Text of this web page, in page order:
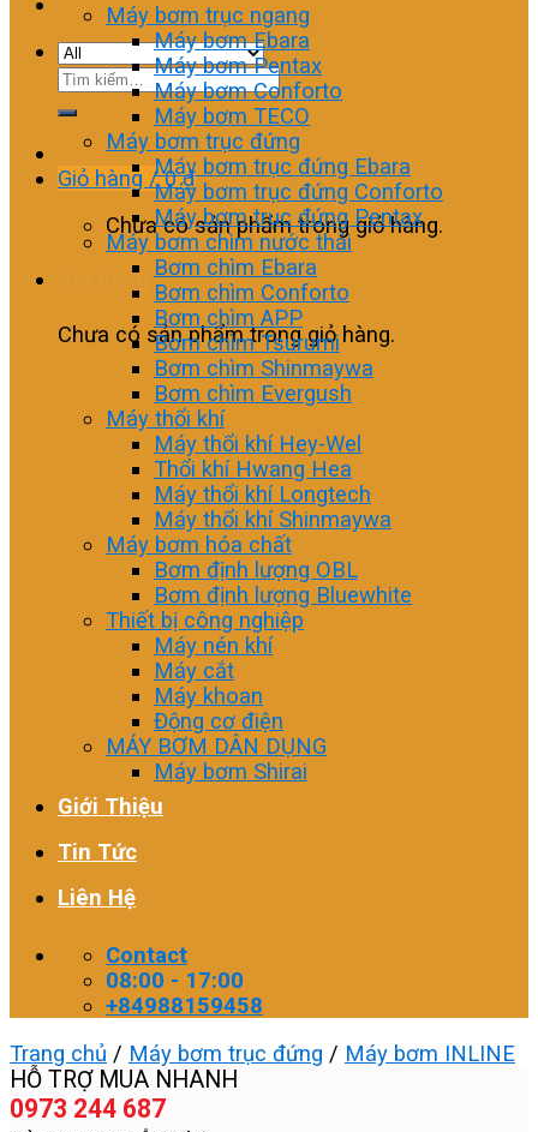
Tìm
Giỏ hàng /0₫
Chưa có sản phẩm trong giỏ hàng.
Giỏ hàng
Chưa có sản phẩm trong giỏ hàng.
Máy bơm trục ngang
Máy bơm Ebara
Máy bơm Pentax
Máy bơm Conforto
Máy bơm TECO
Máy bơm trục đứng
Máy bơm trục đứng Ebara
Máy bơm trục đứng Conforto
Máy bơm trục đứng Pentax
Máy bơm chìm nước thải
Bơm chìm Ebara
Bơm chìm Conforto
Bơm chìm APP
Bơm chìm Tsurumi
Bơm chìm Shinmaywa
Bơm chìm Evergush
Máy thổi khí
Máy thổi khí Hey-Wel
Thổi khí Hwang Hea
Máy thổi khí Longtech
Máy thổi khí Shinmaywa
Máy bơm hóa chất
Bơm định lượng OBL
Bơm định lượng Bluewhite
Thiết bị công nghiệp
Máy nén khí
Máy cắt
Máy khoan
Động cơ điện
MÁY BƠM DÂN DỤNG
Máy bơm Shirai
Giới Thiệu
Tin Tức
Liên Hệ
Contact
08:00 - 17:00
+84988159458
Trang chủ / Máy bơm trục đứng / Máy bơm INLINE
HỖ TRỢ MUA NHANH
0973 244 687